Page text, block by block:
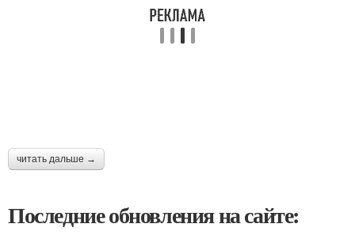
читать дальше →
Последние обновления на сайте: